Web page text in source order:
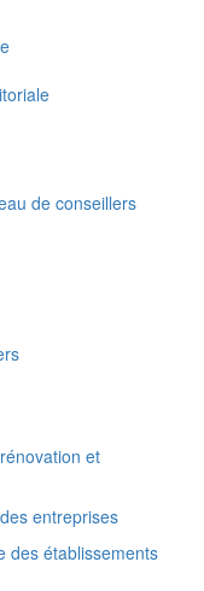
de conseillers
et
entreprises
des établissements